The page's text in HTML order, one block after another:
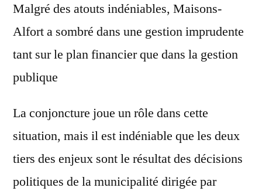
Malgré des atouts indéniables, Maisons-
Alfort a sombré dans une gestion imprudente
tant sur le plan financier que dans la gestion
publique
La conjoncture joue un rôle dans cette
situation, mais il est indéniable que les deux
tiers des enjeux sont le résultat des décisions
politiques de la municipalité dirigée par